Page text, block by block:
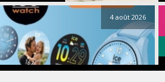
4 août 2026